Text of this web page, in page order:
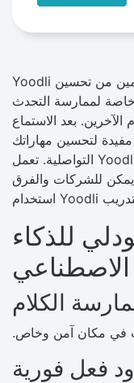
Yoodli أداة ذكاء اصطناعي تُمكّن المستخدمين من تحسين
خاصة لممارسة التحدث
بعد الاستماع
لتحسين مهاراتك
التواصلية. تعمل Yoodli مثل Grammarly، ولكن بدلاً من تدقيق
للشركات والفرق
للذكاء
الاصطناعي
الكلام
في مكان آمن وخاص.
فعل فورية